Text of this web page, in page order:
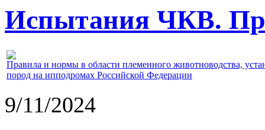
Испытания ЧКВ.
Правила и нормы в области племенного животноводства,
пород на ипподромах Российской Федерации
9/11/2024